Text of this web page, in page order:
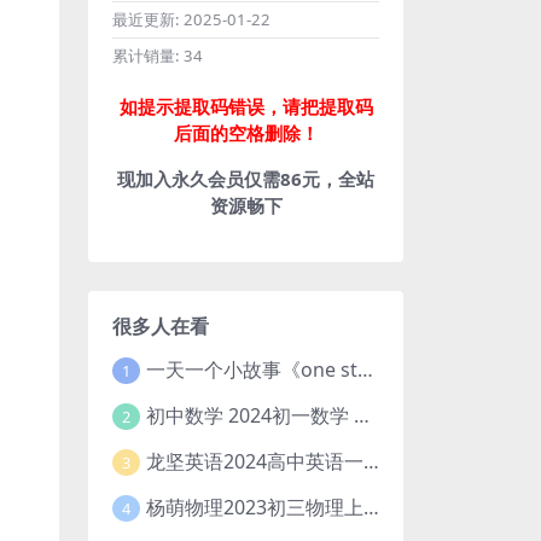
最近更新: 2025-01-22
累计销量: 34
如提示提取码错误，请把提取码
后面的空格删除！
现加入永久会员仅需86元，全站
资源畅下
很多人在看
1 一天一个小故事《one story a day》初中版 百度网盘分享下载
2 初中数学 2024初一数学 朱韬数学 S班春季下 A+班春季下 百度云网盘
3 龙坚英语2024高中英语一轮系统班(全国卷+北京卷)
4
杨萌物理2023初三物理上秋季A+班(视频+讲义) 百度网盘分享